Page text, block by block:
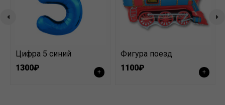
Цифра 5 синий
1300₽
+
Фигура поезд
1100₽
+